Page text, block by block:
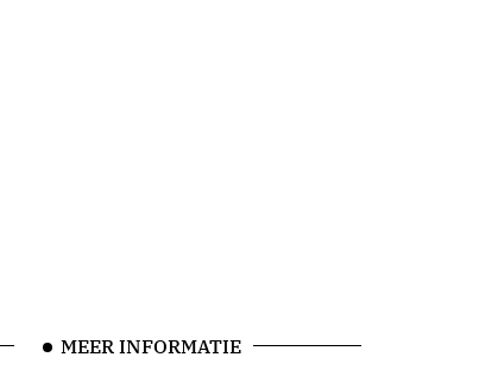
MEER INFORMATIE